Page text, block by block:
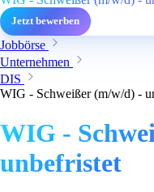
Jetzt bewerben
Jobbörse
Unternehmen
DIS
WIG - Schweißer (m/w/d) -
WIG -
unbefristet